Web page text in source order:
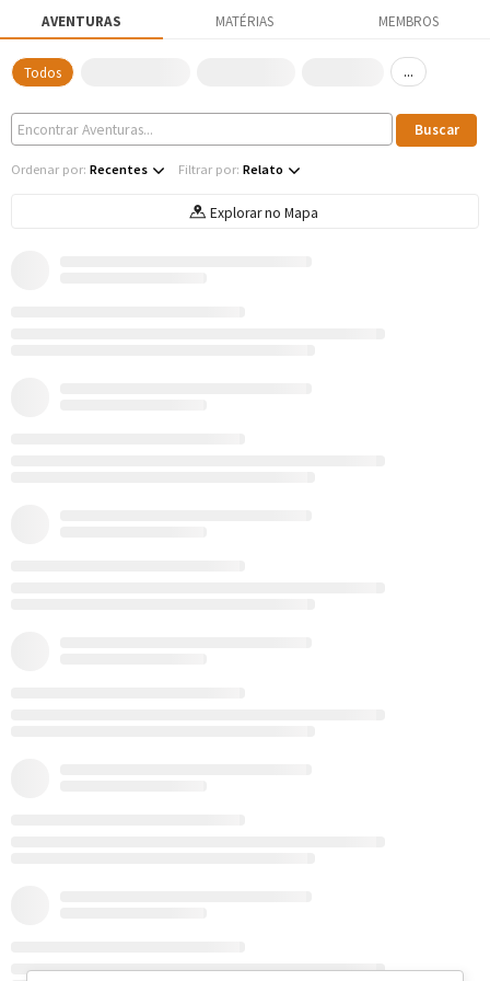
AVENTURAS MATÉRIAS MEMBROS
Todos ...
Ordenar por: Recentes Filtrar por: Relato
Explorar no Mapa